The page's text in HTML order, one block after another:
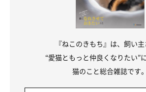
『ねこのきもち』は、飼い
“愛猫ともっと仲良くなりたい”
猫のこと総合雑誌です。